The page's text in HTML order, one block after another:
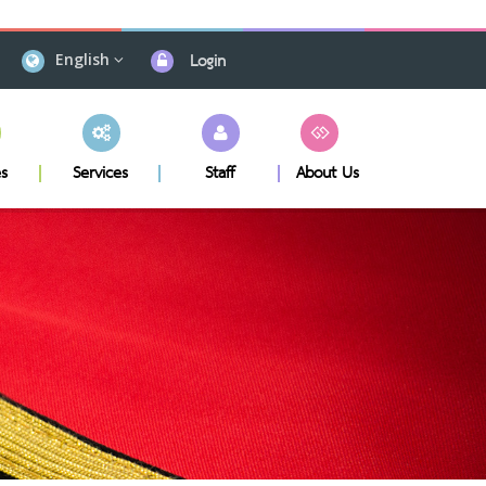
English Login
Services Staff About Us